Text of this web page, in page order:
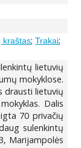
kraštas;Trakai;
lietuvių
mokyklose.
drausti lietuvių
Dalis
70 privačių
sulenkintų
Marijampolės